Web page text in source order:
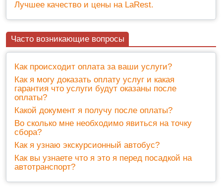
Лучшее качество и цены на LaRest.
Часто возникающие вопросы
Как происходит оплата за ваши услуги?
Как я могу доказать оплату услуг и какая
гарантия что услуги будут оказаны после
оплаты?
Какой документ я получу после оплаты?
Во сколько мне необходимо явиться на точку
сбора?
Как я узнаю экскурсионный автобус?
Как вы узнаете что я это я перед посадкой на
автотранспорт?